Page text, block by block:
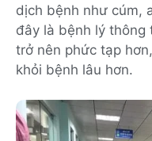
dịch bệnh như cúm,
đây là bệnh lý thông
trở nên phức tạp
khỏi bệnh lâu hơn.